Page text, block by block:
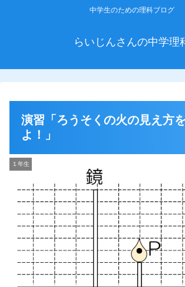
中学生のための理科ブログ
らいじんさんの中学理
演習「ろうそくの火の見え方
よ！」
１年生